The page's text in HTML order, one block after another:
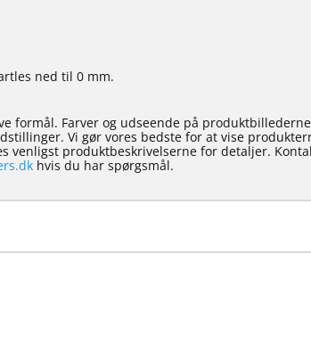
ned til 0 mm.
formål. Farver og udseende på
Vi gør vores bedste for at vise
venligst produktbeskrivelserne for detaljer.
hvis du har spørgsmål.